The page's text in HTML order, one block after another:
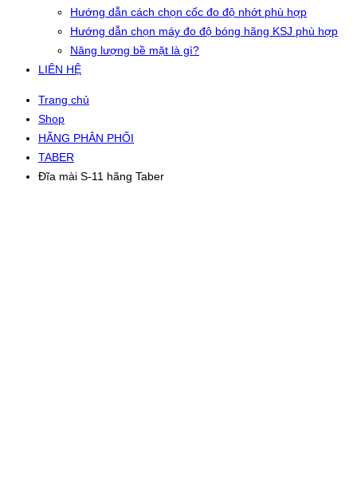
Hướng dẫn cách chọn cốc đo độ nhớt phù hợp
Hướng dẫn chọn máy đo độ bóng hãng KSJ phù hợp
Năng lượng bề mặt là gì?
LIÊN HỆ
Trang chủ
Shop
HÃNG PHÂN PHỐI
TABER
Đĩa mài S-11 hãng Taber